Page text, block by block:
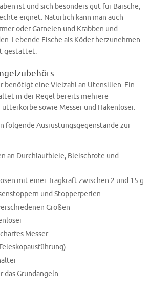
ist und sich besonders gut für Barsche,
eignet. Natürlich kann man auch
oder Garnelen und Krabben und
Lebende Fische als Köder herzunehmen
gestattet.
benötigt eine Vielzahl an Utensilien. Ein
in der Regel bereits mehrere
sowie Messer und Hakenlöser.
folgende Ausrüstungsgegenstände zur
an Durchlaufbleie, Bleischrote und
mit einer Tragkraft zwischen 2 und 15 g
und Stopperperlen
Größen
Messer
das Grundangeln